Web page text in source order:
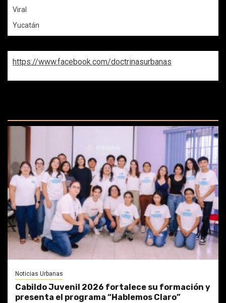
Viral
Yucatán
https://www.facebook.com/doctrinasurbanas
Noticias Urbanas
Cabildo Juvenil 2026 fortalece su formación y
presenta el programa “Hablemos Claro”